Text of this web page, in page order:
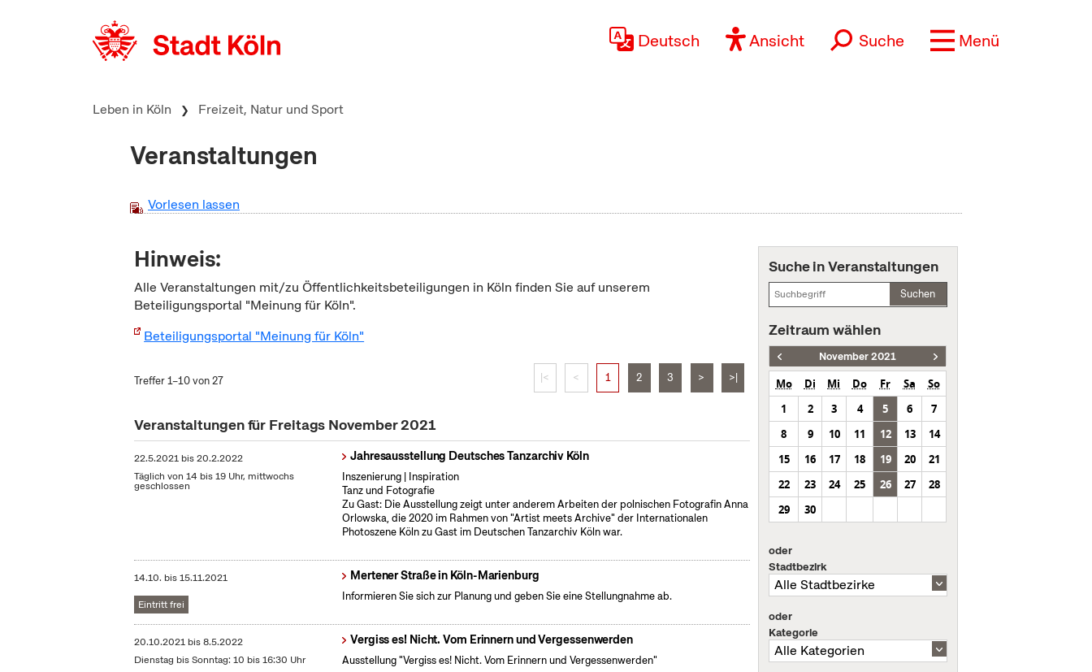
Deutsch Ansicht Suche Menü
Leben in Köln Freizeit, Natur und Sport
Veranstaltungen
Vorlesen lassen
Hinweis:
Alle Veranstaltungen mit/zu Öffentlichkeitsbeteiligungen in Köln finden Sie auf unserem
Beteiligungsportal "Meinung für Köln".
Beteiligungsportal "Meinung für Köln"
Treffer 1–10 von 27 |< < 1 2 3 > >|
Veranstaltungen für Freitags November 2021
22.5.2021 bis20.2.2022
Täglich von 14 bis 19 Uhr, mittwochs
geschlossen
Jahresausstellung Deutsches Tanzarchiv Köln
Inszenierung | Inspiration
Tanz und Fotografie
Zu Gast: Die Ausstellung zeigt unter anderem Arbeiten der polnischen Fotografin Anna
Orlowska, die 2020 im Rahmen von "Artist meets Archive" der Internationalen
Photoszene Köln zu Gast im Deutschen Tanzarchiv Köln war.
14.10. bis15.11.2021
Eintritt frei
Mertener Straße in Köln-Marienburg
Informieren Sie sich zur Planung und geben Sie eine Stellungnahme ab.
20.10.2021 bis8.5.2022
Dienstag bis Sonntag: 10 bis 16:30 Uhr
Vergiss es! Nicht. Vom Erinnern und Vergessenwerden
Ausstellung "Vergiss es! Nicht. Vom Erinnern und Vergessenwerden"
Suche in Veranstaltungen
Suchen
Zeitraum wählen
November 2021
Mo Di Mi Do Fr Sa
So
1
2 3 4 5 6
7
8
9 10 11 12 13
14
15
16 17 18 19 20
21
22
23 24 25 26 27
28
29
30
oder
Stadtbezirk
oder
Kategorie